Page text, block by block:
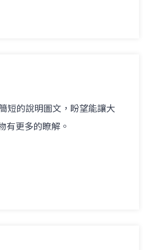
短的說明圖文，盼望能讓大
有更多的瞭解。